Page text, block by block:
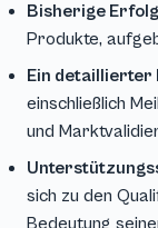
Bisherige
Produkte,
Ein detaillierter
einschließlich
und
sich zu den
Bedeutung